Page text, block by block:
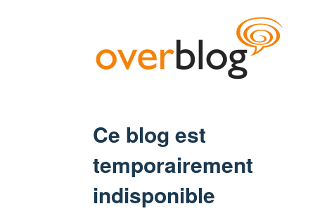
Ce blog est
temporairement
indisponible